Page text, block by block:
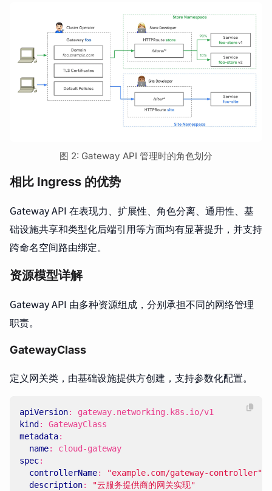
图 2: Gateway API 管理时的角色划分
相比 Ingress 的优势
Gateway API 在表现力、扩展性、角色分离、通用性、基
础设施共享和类型化后端引用等方面均有显著提升，并支持
跨命名空间路由绑定。
资源模型详解
Gateway API 由多种资源组成，分别承担不同的网络管理
职责。
GatewayClass
定义网关类，由基础设施提供方创建，支持参数化配置。
apiVersion:
gateway.networking.k8s.io/v1
kind :
GatewayClass
metadata:
name:
cloud-gateway
spec:
controllerName:
"example.com/gateway-controller"
description: "云服务提供商的网关实现"